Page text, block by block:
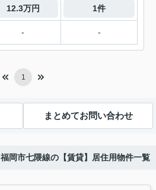
12.3万円 1件
- -
1
まとめてお問い合わせ
福岡市七隈線の【賃貸】居住用物件一覧